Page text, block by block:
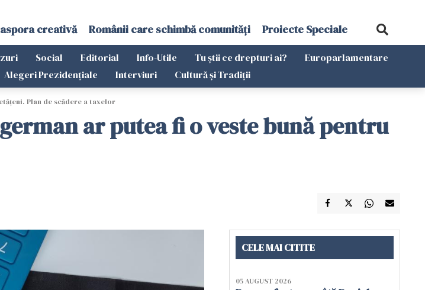
creativă Românii care schimbă comunități Proiecte Speciale
Social Editorial Info-Utile Tu știi ce drepturi ai?
Europarlamentare
Alegeri Prezidențiale Interviuri Cultură și Tradiții
Plan de scădere a taxelor
ar putea fi o veste bună pentru
CELE MAI CITITE
05 AUGUST 2026